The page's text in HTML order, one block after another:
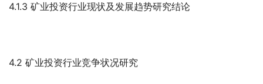
4.1.3 矿业投资行业现状及发展趋势研究结论
4.2 矿业投资行业竞争状况研究